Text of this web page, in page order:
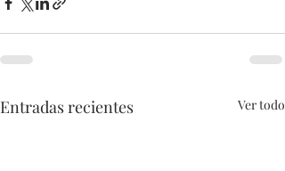
Entradas recientes Ver todo